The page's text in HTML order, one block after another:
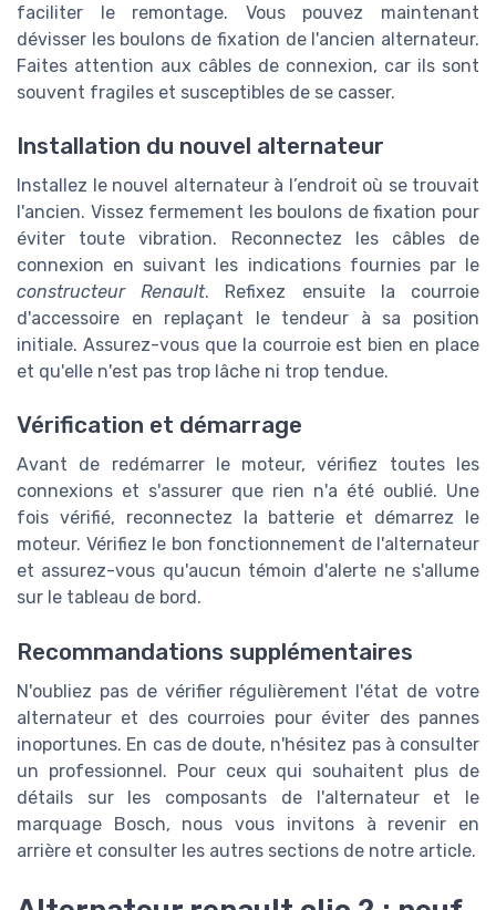
faciliter le remontage. Vous pouvez maintenant
dévisser les boulons de fixation de l'ancien alternateur.
Faites attention aux câbles de connexion, car ils sont
souvent fragiles et susceptibles de se casser.
Installation du nouvel alternateur
Installez le nouvel alternateur à l’endroit où se trouvait
l'ancien. Vissez fermement les boulons de fixation pour
éviter toute vibration. Reconnectez les câbles de
connexion en suivant les indications fournies par le
constructeur Renault. Refixez ensuite la courroie
d'accessoire en replaçant le tendeur à sa position
initiale. Assurez-vous que la courroie est bien en place
et qu'elle n'est pas trop lâche ni trop tendue.
Vérification et démarrage
Avant de redémarrer le moteur, vérifiez toutes les
connexions et s'assurer que rien n'a été oublié. Une
fois vérifié, reconnectez la batterie et démarrez le
moteur. Vérifiez le bon fonctionnement de l'alternateur
et assurez-vous qu'aucun témoin d'alerte ne s'allume
sur le tableau de bord.
Recommandations supplémentaires
N'oubliez pas de vérifier régulièrement l'état de votre
alternateur et des courroies pour éviter des pannes
inoportunes. En cas de doute, n'hésitez pas à consulter
un professionnel. Pour ceux qui souhaitent plus de
détails sur les composants de l'alternateur et le
marquage Bosch, nous vous invitons à revenir en
arrière et consulter les autres sections de notre article.